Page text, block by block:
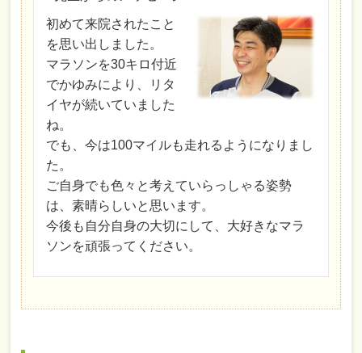
初めて来院されたこと
を思い出しました。
マラソンを30キロ付近
でかゆみにより、リタ
イヤが続いていました
ね。
でも、今は100マイルも走れるようになりまし
た。
ご自身でも色々と考えていらっしゃる姿勢
は、素晴らしいと思います。
今後も自分自身の大切にして、大好きなマラ
ソンを頑張ってください。